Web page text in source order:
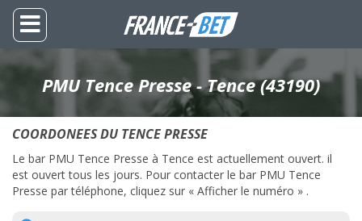
PMU Tence Presse - Tence (43190)
COORDONEES DU TENCE PRESSE
Le bar PMU Tence Presse à Tence est actuellement ouvert. il
est ouvert tous les jours. Pour contacter le bar PMU Tence
Presse par téléphone, cliquez sur « Afficher le numéro » .